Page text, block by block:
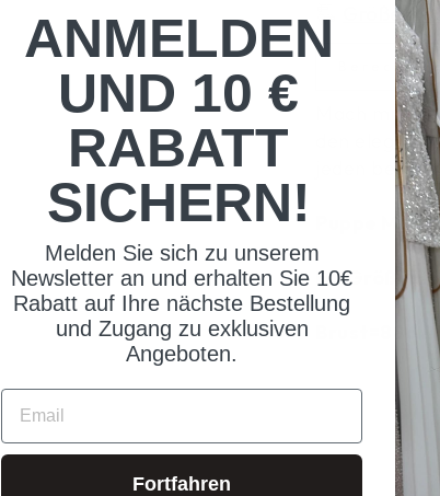
Berechne
Mach mit
den
jeden
Puppe
EU Größe:36
ANMELDEN
UND 10 €
RABATT
SICHERN!
Melden Sie sich zu unserem
Newsletter an und erhalten Sie 10€
Rabatt auf Ihre nächste Bestellung
und Zugang zu exklusiven
Angeboten.
EMAIL
Fortfahren